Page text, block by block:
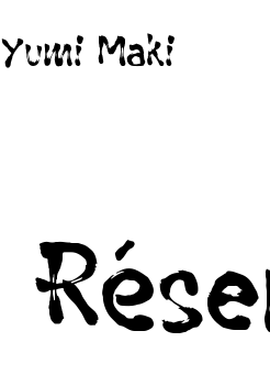
Yumi Maki